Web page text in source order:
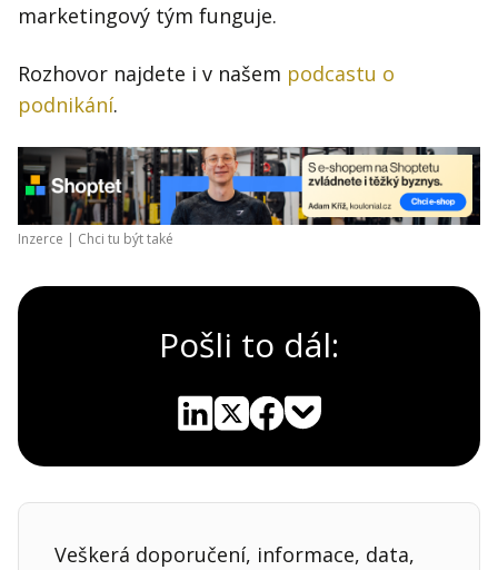
marketingový tým funguje.
Rozhovor najdete i v našem podcastu o
podnikání.
Inzerce | Chci tu být také
Pošli to dál:
Veškerá doporučení, informace, data,